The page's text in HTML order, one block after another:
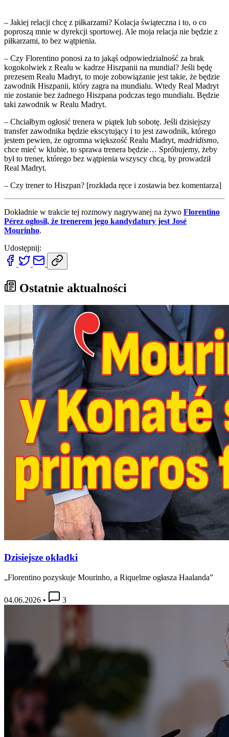
– Jakiej relacji chcę z piłkarzami? Kolacja świąteczna i to, o co
poproszą mnie w dyrekcji sportowej. Ale moja relacja nie będzie z
piłkarzami, to bez wątpienia.
– Czy Florentino ponosi za to jakąś odpowiedzialność za brak
kogokolwiek z Realu w kadrze Hiszpanii na mundial? Jeśli będę
prezesem Realu Madryt, to moje zobowiązanie jest takie, że będzie
zawodnik Hiszpanii, który zagra na mundialu. Wtedy Real Madryt
nie zostanie bez żadnego Hiszpana podczas tego mundialu. Będzie
taki zawodnik w Realu Madryt.
– Chciałbym ogłosić trenera w piątek lub sobotę. Jeśli dzisiejszy
transfer zawodnika będzie ekscytujący i to jest zawodnik, którego
jestem pewien, że ogromna większość Realu Madryt, madridismo,
chce mieć w klubie, to sprawa trenera będzie… Spróbujemy, żeby
był to trener, którego bez wątpienia wszyscy chcą, by prowadził
Real Madryt.
– Czy trener to Hiszpan? [rozkłada ręce i zostawia bez komentarza]
Dokładnie w trakcie tej rozmowy nagrywanej na żywo Florentino
Pérez ogłosił, że trenerem jego kandydatury jest José
Mourinho.
Udostępnij:
Ostatnie aktualności
Dzisiejsze okładki
„Florentino pozyskuje Mourinho, a Riquelme ogłasza Haalanda”
04.06.2026 • 3